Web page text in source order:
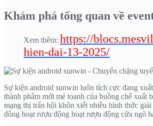
Khám phá tổng quan về
Xem thêm: https://
hien-dai-13-2025/
Sự kiện android sunwin luôn tích cực đang
thành phẩm mới mẻ toanh của buồng chế
mạng thị trấn hội khôn xiết nhiều hình thức
đông hoạt rượu động hoạt rượu động cửa ngõ